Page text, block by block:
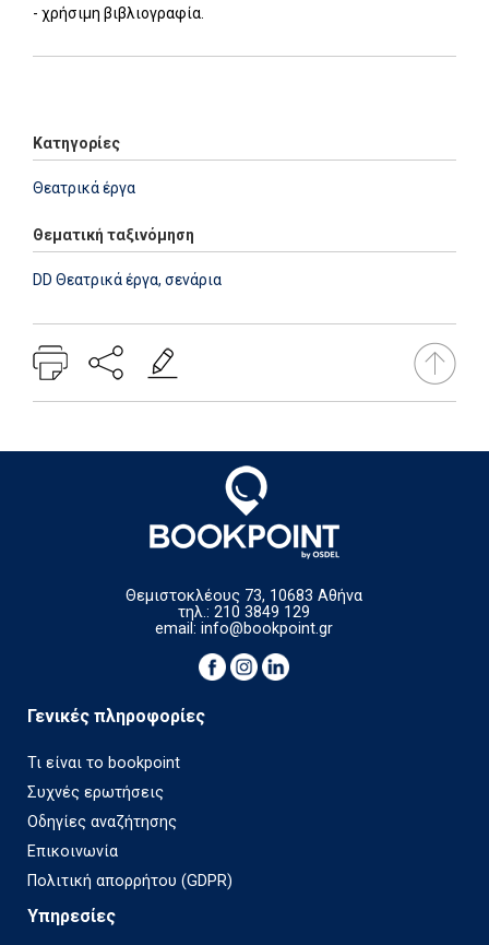
- χρήσιμη βιβλιογραφία.
Κατηγορίες
Θεατρικά έργα
Θεματική ταξινόμηση
DD Θεατρικά έργα, σενάρια
Θεμιστοκλέους 73, 10683 Αθήνα
τηλ.: 210 3849 129
email:info@bookpoint.gr
Γενικές πληροφορίες
Τι είναι το bookpoint
Συχνές ερωτήσεις
Οδηγίες αναζήτησης
Επικοινωνία
Πολιτική απορρήτου (GDPR)
Υπηρεσίες